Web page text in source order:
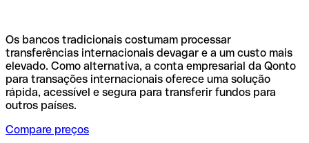
Os bancos tradicionais costumam processar
transferências internacionais devagar e a um custo mais
elevado. Como alternativa, a conta empresarial da Qonto
para transações internacionais oferece uma solução
rápida, acessível e segura para transferir fundos para
outros países.
Compare preços